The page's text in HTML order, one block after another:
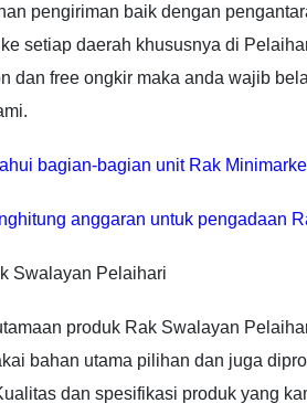
pengiriman baik dengan
setiap daerah khususnya di
dan free ongkir maka anda wajib
bagian-bagian unit Rak
anggaran untuk pengadaan
Swalayan Pelaihari
produk Rak Swalayan
bahan utama pilihan dan juga
dan spesifikasi produk yang